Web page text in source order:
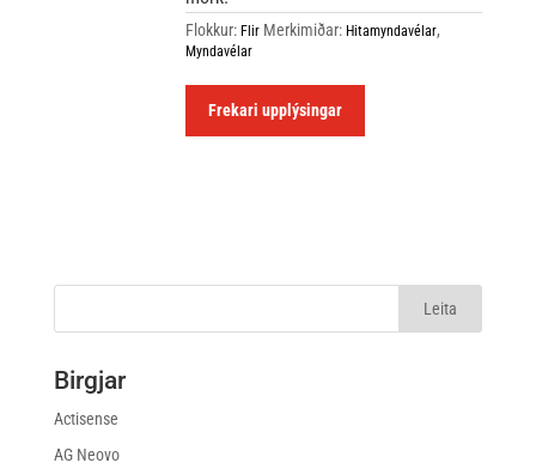
Flokkur: Flir Merkimiðar: Hitamyndavélar,
Myndavélar
Frekari upplýsingar
Birgjar
Actisense
AG Neovo